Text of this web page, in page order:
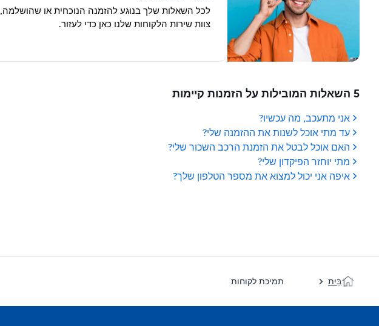
לכל השאלות שלך בנוגע להזמנה הנוכחית או שהושלמה,
צוות שירות הלקוחות שלנו כאן כדי לעזור.
5 השאלות המובילות על הזמנות קיימות
אני מתעכב, מה עכשיו?
עד מתי אוכל לשנות את ההזמנה שלי?
האם אוכל לבטל את הזמנת הרכב השכור שלי?
מתי יוחזר הפיקדון שלי?
איפה אני יכול למצוא את מספר הטלפון שלך?
בַּיִת תמיכת לקוחות